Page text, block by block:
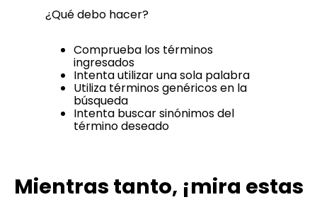
¿Qué debo hacer?
Comprueba los términos
ingresados
Intenta utilizar una sola palabra
Utiliza términos genéricos en la
búsqueda
Intenta buscar sinónimos del
término deseado
Mientras tanto, ¡mira estas